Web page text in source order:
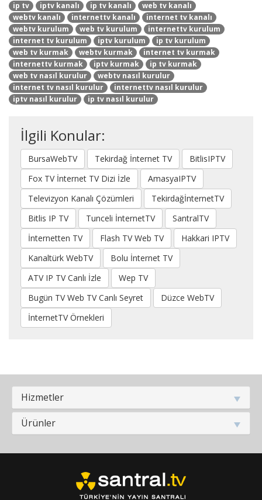
ip tv
iptv kanalı ip tv kanalı
web tv kanalı
webtv kanalı
internettv kanalı
internet tv kanalı
webtv kurulum
web tv kurulum
internettv kurulum
internet tv kurulum
iptv kurulum
ip tv kurulum
web tv kurmak
webtv kurmak
internet tv kurmak
internettv kurmak
iptv kurmak
ip tv kurmak
web tv nasıl kurulur
webtv nasıl kurulur
internet tv nasıl kurulur
internettv nasıl kurulur
iptv nasıl kurulur
ip tv nasıl kurulur
İlgili Konular:
BursaWebTV Tekirdağ İnternet TV
BitlisIPTV
Fox TV İnternet TV Dizi İzle
AmasyaIPTV
Televizyon Kanalı Çözümleri
TekirdağİnternetTV
Bitlis IP TV
Tunceli İnternetTV
SantralTV
İnternetten TV
Flash TV Web TV
Hakkari IPTV
Kanaltürk WebTV
Bolu İnternet TV
ATV IP TV Canlı İzle
Wep TV
Bugün TV Web TV Canlı Seyret
Düzce WebTV
İnternetTV Örnekleri
Hizmetler
Ürünler